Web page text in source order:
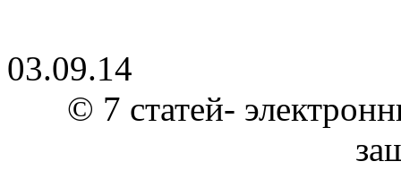
03.09.14
© 7 статей-